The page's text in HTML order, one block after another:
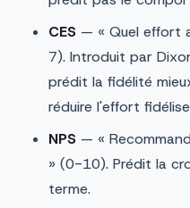
CES — « Quel effort
7). Introduit par
prédit la fidélité
réduire l'effort
NPS — «
» (0-10). Prédit la
terme.